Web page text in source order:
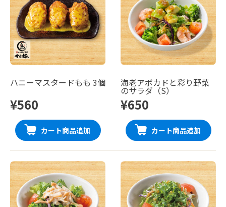
ハニーマスタードもも 3個
¥560
カート商品追加
海老アボカドと彩り野菜
のサラダ（S）
¥650
カート商品追加